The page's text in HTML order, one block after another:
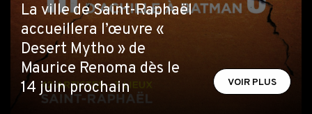
La ville de Saint-Raphaël
accueillera l’œuvre «
Desert Mytho » de
Maurice Renoma dès le
14 juin prochain
VOIR PLUS